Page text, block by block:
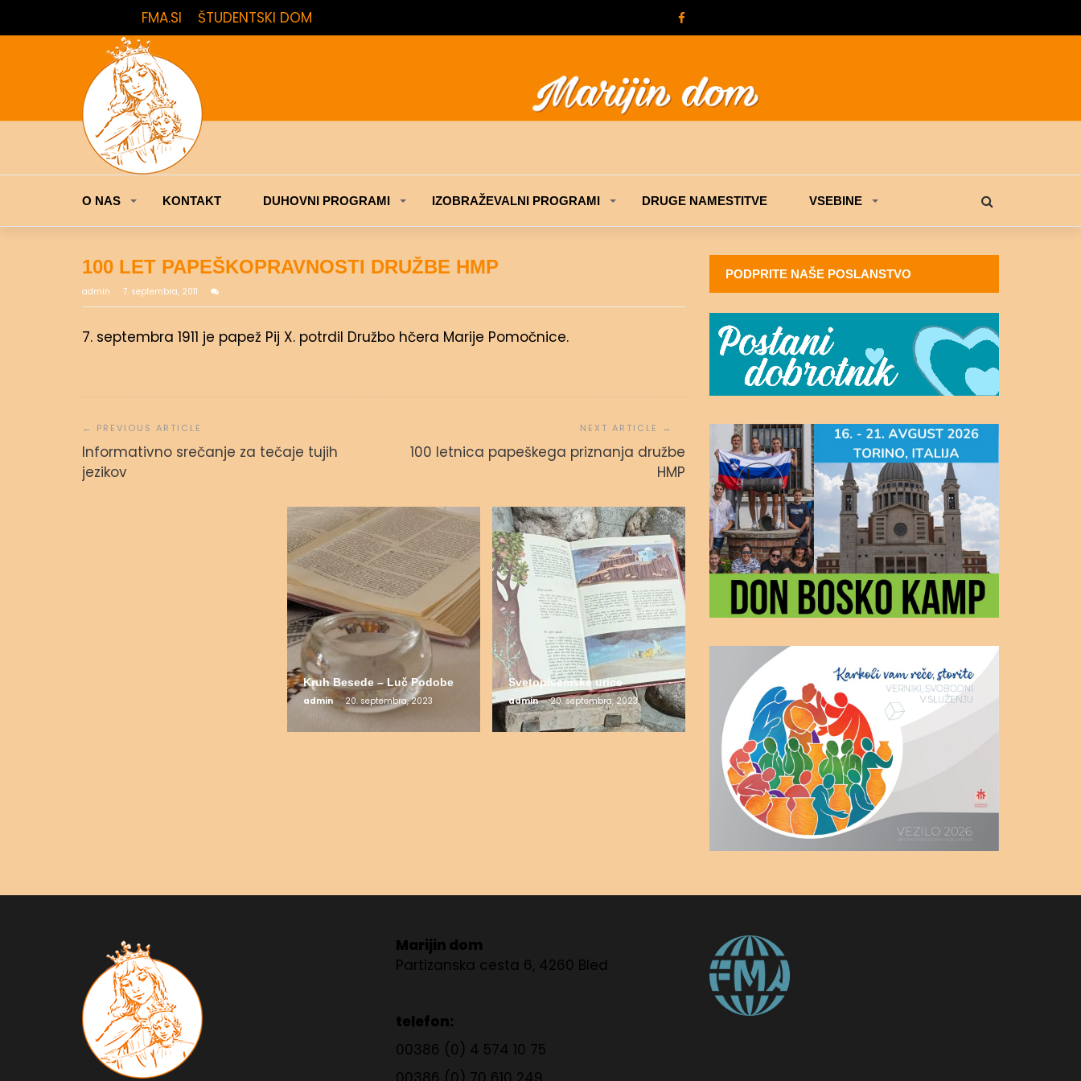
FMA.SI ŠTUDENTSKI DOM
O NAS KONTAKT DUHOVNI PROGRAMI IZOBRAŽEVALNI PROGRAMI DRUGE NAMESTITVE VSEBINE
100 LET PAPEŠKOPRAVNOSTI DRUŽBE HMP
admin 7. septembra, 2011
7. septembra 1911 je papež Pij X. potrdil Družbo hčera Marije Pomočnice.
prispevka
Informativno srečanje za tečaje tujih
jezikov
100 letnica papeškega priznanja družbe
HMP
Svetopisemske urice
admin
Kruh Besede – Luč Podobe
admin 20. septembra, 2023
Svetopisemske urice
admin 20. septembra, 2023
PODPRITE NAŠE POSLANSTVO
Marijin dom
Partizanska cesta 6, 4260 Bled
telefon:
00386 (0) 4 574 10 75